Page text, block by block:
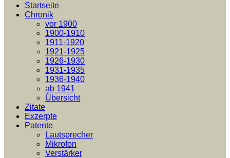
Startseite
Chronik
vor 1900
1900-1910
1911-1920
1921-1925
1926-1930
1931-1935
1936-1940
ab 1941
Übersicht
Zitate
Exzerpte
Patente
Lautsprecher
Mikrofon
Verstärker